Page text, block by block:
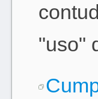
"uso"